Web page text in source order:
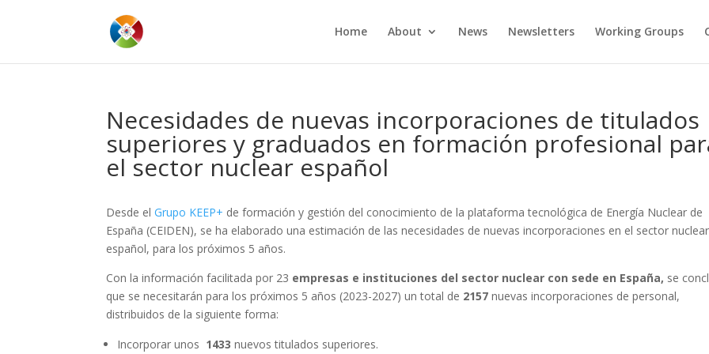
Home About News Newsletters Working Groups
Necesidades de nuevas incorporaciones de titulados
superiores y graduados en formación profesional
el sector nuclear español
Desde elGrupo KEEP+ de formación y gestión del conocimiento de la plataforma tecnológica de Energía Nuclear de
España (CEIDEN), se ha elaborado una estimación de las necesidades de nuevas incorporaciones en el sector nuclear
español, para los próximos 5 años.
Con la información facilitada por 23 empresas e instituciones del sector nuclear con sede en España, se
que se necesitarán para los próximos 5 años (2023-2027) un total de 2157nuevas incorporaciones de personal,
distribuidos de la siguiente forma:
Incorporar unos 1433 nuevos titulados superiores.